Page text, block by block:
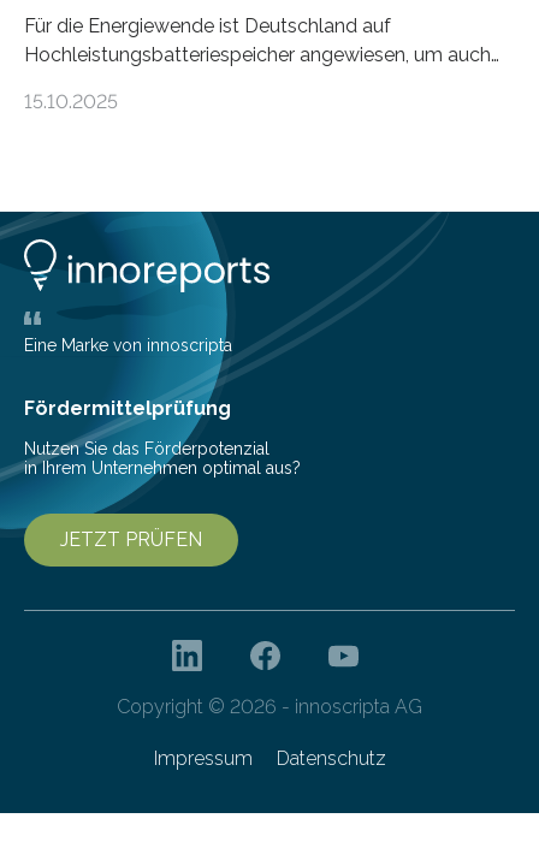
Für die Energiewende ist Deutschland auf
Hochleistungsbatteriespeicher angewiesen, um auch
Doch mit der immensen Zahl einzelner Batteriezellen,
Projekt KV-BATT diese Verluste reduzieren und
erhöhen dazu die Spannung um das Zehn- bis
Zwanzigfache. Ein kleiner Exkurs zurück in die Schulzeit:
Die elektrische Leistung beschreibt, wie viel Energie in
einer bestimmten Zeitspanne benötigt wird. Sie steht
15.10.2025
Eine Marke von innoscripta
Fördermittelprüfung
Nutzen Sie das Förderpotenzial
in Ihrem Unternehmen optimal aus?
JETZT PRÜFEN
Copyright © 2026 - innoscripta AG
Impressum Datenschutz